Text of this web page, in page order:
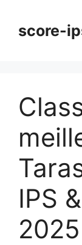
contenuscore-
IPS
2025